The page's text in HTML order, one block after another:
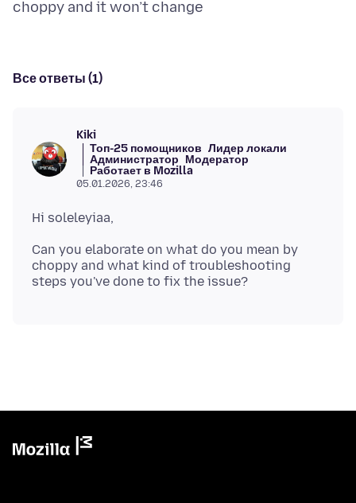
Все ответы (1)
Kiki
Топ-25 помощников Лидер локали
Администратор Модератор
Работает в Mozilla
05.01.2026, 23:46
Can you elaborate on what do you mean by
choppy and what kind of troubleshooting